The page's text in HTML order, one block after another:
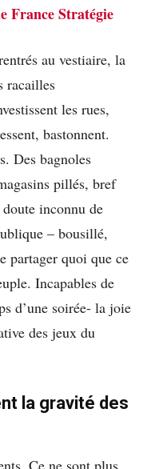
France Stratégie
au vestiaire, la
racailles
les rues,
bastonnent.
Des bagnoles
pillés, bref
inconnu de
– bousillé,
partager quoi que ce
Incapables de
d’une soirée- la joie
des jeux du
la gravité des
Ce ne sont plus